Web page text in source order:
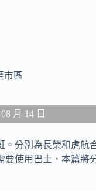
市區
月 14 日
分別為長榮和虎航
要使用巴士，本篇將